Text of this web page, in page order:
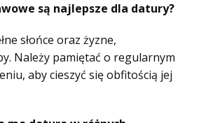
są najlepsze dla datury?
słońce oraz żyzne,
Należy pamiętać o regularnym
aby cieszyć się obfitością jej